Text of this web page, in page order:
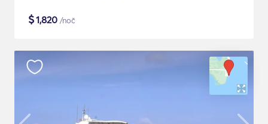
$1,820 /noč